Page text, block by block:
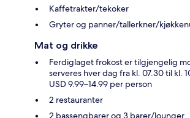
Kaffetrakter/tekoker
Gryter og panner/tallerkner/
Mat og drikke
Ferdiglaget frokost er tilgjengelig
serveres hver dag fra kl. 07.30 til kl.
USD 9.99–14.99 per person
2 restauranter
2 bassengbarer og 3 barer/lounger